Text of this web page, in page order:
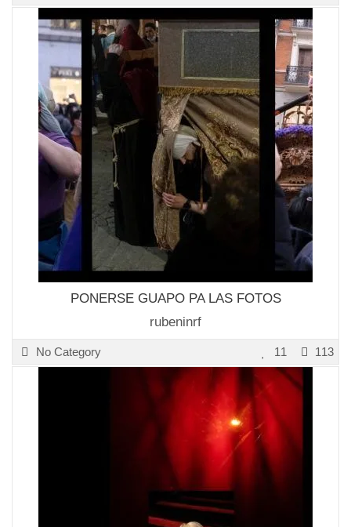
PONERSE GUAPO PA LAS FOTOS
rubeninrf
No Category 113
11